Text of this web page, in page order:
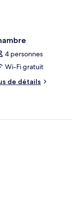
4 personnes
Wi-Fi gratuit
de détails